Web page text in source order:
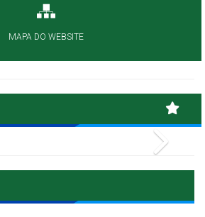
MAPA DO WEBSITE